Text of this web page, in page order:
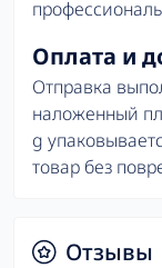
Оплата и
Отправка
наложенный
g
товар без
Отзывы